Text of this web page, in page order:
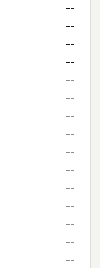
--
--
--
--
--
--
--
--
--
--
--
--
--
--
--